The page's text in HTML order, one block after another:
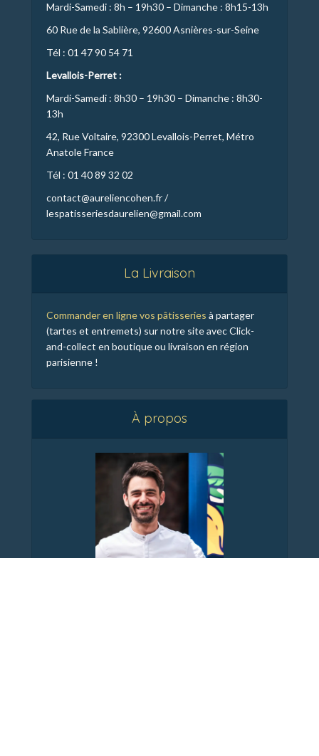
Mardi-Samedi : 8h – 19h30 – Dimanche : 8h15-13h
60 Rue de la Sablière, 92600 Asnières-sur-Seine
Tél : 01 47 90 54 71
Levallois-Perret :
Mardi-Samedi : 8h30 – 19h30 – Dimanche : 8h30-
13h
42, Rue Voltaire, 92300 Levallois-Perret, Métro
Anatole France
Tél : 01 40 89 32 02
contact@aureliencohen.fr /
lespatisseriesdaurelien@gmail.com
La Livraison
Commander en ligne vos pâtisseries à partager
(tartes et entremets) sur notre site avec Click-
and-collect en boutique ou livraison en région
parisienne !
À propos